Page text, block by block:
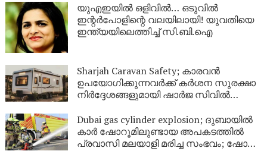
യുഎഇയിൽ ഒളിവിൽ… ഒടുവിൽ
ഇന്റർപോളിന്റെ വലയിലായി! യുവതിയെ
ഇന്ത്യയിലെത്തിച്ച് സി.ബി.ഐ
Sharjah Caravan Safety; കാരവൻ
ഉപയോഗിക്കുന്നവർക്ക് കർശന സുരക്ഷാ
നിർദ്ദേശങ്ങളുമായി ഷാർജ സിവിൽ
Dubai gas cylinder explosion; ദുബായിൽ
കാർ ഷോറൂമിലുണ്ടായ അപകടത്തിൽ
പ്രവാസി മലയാളി മരിച്ച സംഭവം; ഷോറൂം